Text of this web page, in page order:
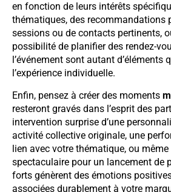
en fonction de leurs intérêts
thématiques, des recommandations
sessions ou de contacts pertinents,
possibilité de planifier des rendez-
l’événement sont autant d’éléments
l’expérience individuelle.
Enfin, pensez à créer des moments
resteront gravés dans l’esprit des
intervention surprise d’une
activité collective originale, une
lien avec votre thématique, ou
spectaculaire pour un lancement de
forts génèrent des émotions
associées durablement à votre